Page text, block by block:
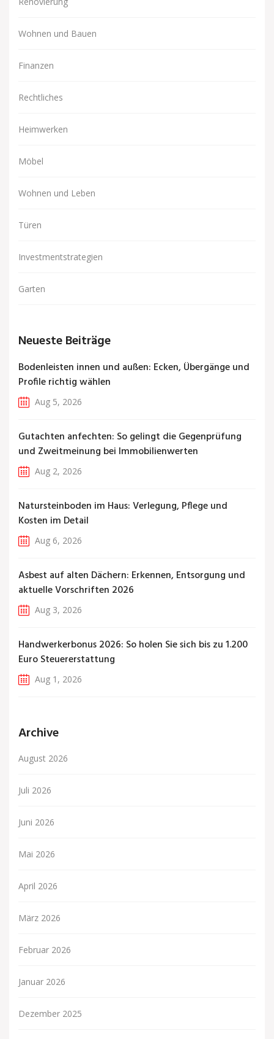
Wohnen und Bauen
Finanzen
Rechtliches
Heimwerken
Möbel
Wohnen und Leben
Türen
Investmentstrategien
Garten
Neueste Beiträge
Bodenleisten innen und außen: Ecken, Übergänge und
Profile richtig wählen
Aug 5, 2026
Gutachten anfechten: So gelingt die Gegenprüfung
und Zweitmeinung bei Immobilienwerten
Aug 2, 2026
Natursteinboden im Haus: Verlegung, Pflege und
Kosten im Detail
Aug 6, 2026
Asbest auf alten Dächern: Erkennen, Entsorgung und
aktuelle Vorschriften 2026
Aug 3, 2026
Handwerkerbonus 2026: So holen Sie sich bis zu 1.200
Euro Steuererstattung
Aug 1, 2026
Archive
August 2026
Juli 2026
Juni 2026
Mai 2026
April 2026
März 2026
Februar 2026
Januar 2026
Dezember 2025